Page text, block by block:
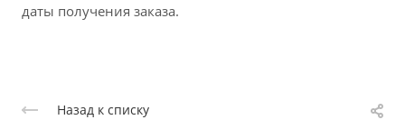
даты получения заказа.
Назад к списку